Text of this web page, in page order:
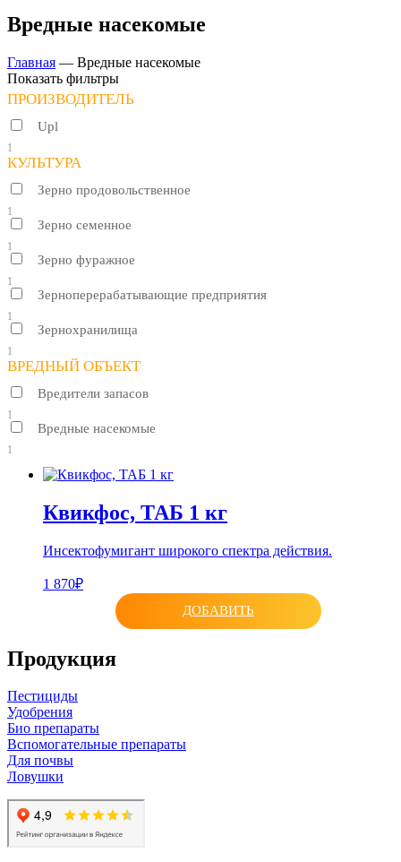
Вредные насекомые
Главная — Вредные насекомые
Показать фильтры
ПРОИЗВОДИТЕЛЬ
Upl
1
КУЛЬТУРА
Зерно продовольственное
1
Зерно семенное
1
Зерно фуражное
1
Зерноперерабатывающие предприятия
1
Зернохранилища
1
ВРЕДНЫЙ ОБЪЕКТ
Вредители запасов
1
Вредные насекомые
1
Квикфос, ТАБ 1 кг
Инсектофумигант широкого спектра действия.
1 870₽
ДОБАВИТЬ
Продукция
Пестициды
Удобрения
Био препараты
Вспомогательные препараты
Для почвы
Ловушки